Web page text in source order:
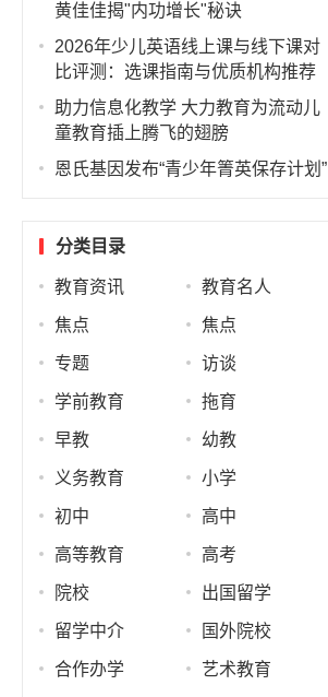
黄佳佳揭"内功增长"秘诀
2026年少儿英语线上课与线下课对
比评测：选课指南与优质机构推荐
助力信息化教学 大力教育为流动儿
童教育插上腾飞的翅膀
恩氏基因发布“青少年箐英保存计划”
分类目录
教育资讯 教育名人
焦点 焦点
专题 访谈
学前教育 拖育
早教 幼教
义务教育 小学
初中 高中
高等教育 高考
院校 出国留学
留学中介 国外院校
合作办学 艺术教育